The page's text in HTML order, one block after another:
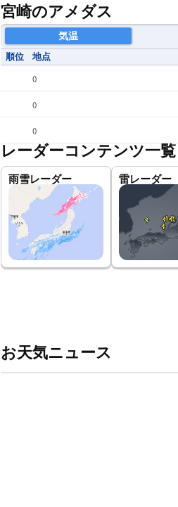
宮崎のアメダス
気温
順位 地点
()
()
()
レーダーコンテンツ一覧
雨雪レーダー 雷レーダー
お天気ニュース